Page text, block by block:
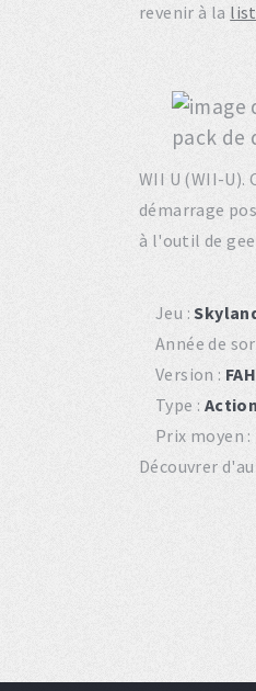
revenir à la
WII U (WII-U).
démarrage
à l'outil de
Jeu :
Année de
Version : FAH
Type :
Prix moyen :
Découvrer